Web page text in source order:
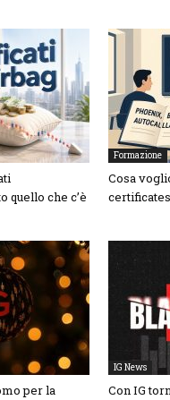
quello che c’è
Formazione
Cosa
per la
IG News
Con IG